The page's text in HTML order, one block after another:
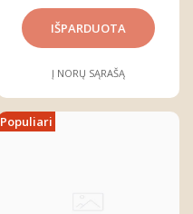
Į NORŲ SĄRAŠĄ
Populiari